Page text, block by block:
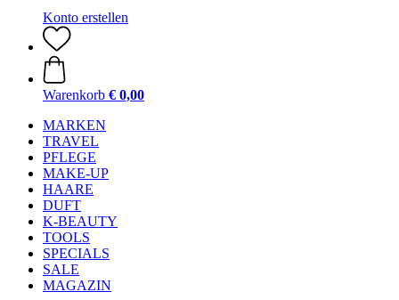
Konto erstellen
Warenkorb € 0,00
MARKEN
TRAVEL
PFLEGE
MAKE-UP
HAARE
DUFT
K-BEAUTY
TOOLS
SPECIALS
SALE
MAGAZIN